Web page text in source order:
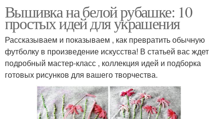
Вышивка на белой рубашке: 10
простых идей для украшения
Рассказываем и показываем , как превратить обычную
футболку в произведение искусства! В статьей вас ждет
подробный мастер-класс , коллекция идей и подборка
готовых рисунков для вашего творчества.